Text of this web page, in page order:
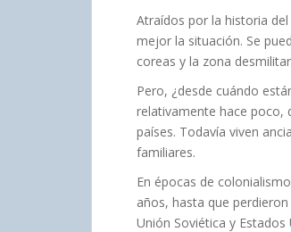
Atraídos por la historia
mejor la situación. Se
coreas y la zona
Pero, ¿desde cuándo
relativamente hace poco,
países. Todavía viven
familiares.
En épocas de
años, hasta que
Unión Soviética y